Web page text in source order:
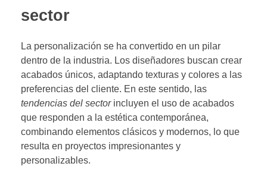
sector
La personalización se ha convertido en un pilar
dentro de la industria. Los diseñadores buscan crear
acabados únicos, adaptando texturas y colores a las
preferencias del cliente. En este sentido, las
tendencias del sectorincluyen el uso de acabados
que responden a la estética contemporánea,
combinando elementos clásicos y modernos, lo que
resulta en proyectos impresionantes y
personalizables.